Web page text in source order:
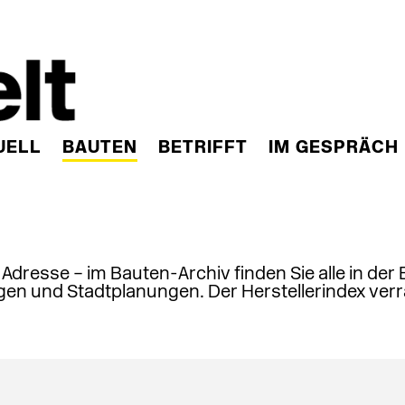
BAUTEN BETRIFFT IM GESPRÄCH
– im Bauten-Archiv finden Sie alle in
und Stadtplanungen. Der Herstellerindex